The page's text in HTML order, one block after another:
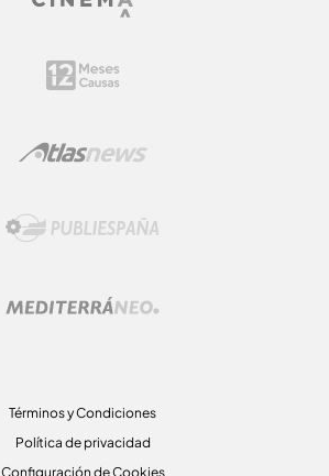
Términos y Condiciones
Política de privacidad
Configuración de Cookies